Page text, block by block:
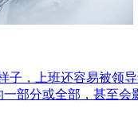
子，上班还容易被领
部分或全部，甚至